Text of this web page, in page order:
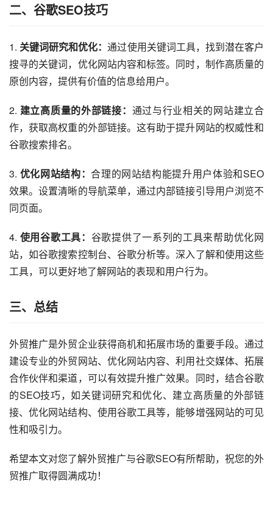
二、谷歌SEO技巧
1. 关键词研究和优化：通过使用关键词工具，找到潜在客户
搜寻的关键词，优化网站内容和标签。同时，制作高质量的
原创内容，提供有价值的信息给用户。
2. 建立高质量的外部链接： 通过与行业相关的网站建立合
作，获取高权重的外部链接。这有助于提升网站的权威性和
谷歌搜索排名。
3. 优化网站结构：合理的网站结构能提升用户体验和SEO
效果。设置清晰的导航菜单，通过内部链接引导用户浏览不
同页面。
4. 使用谷歌工具： 谷歌提供了一系列的工具来帮助优化网
站，如谷歌搜索控制台、谷歌分析等。深入了解和使用这些
工具，可以更好地了解网站的表现和用户行为。
三、总结
外贸推广是外贸企业获得商机和拓展市场的重要手段。通过
建设专业的外贸网站、优化网站内容、利用社交媒体、拓展
合作伙伴和渠道，可以有效提升推广效果。同时，结合谷歌
的SEO技巧，如关键词研究和优化、建立高质量的外部链
接、优化网站结构、使用谷歌工具等，能够增强网站的可见
性和吸引力。
希望本文对您了解外贸推广与谷歌SEO有所帮助，祝您的外
贸推广取得圆满成功！